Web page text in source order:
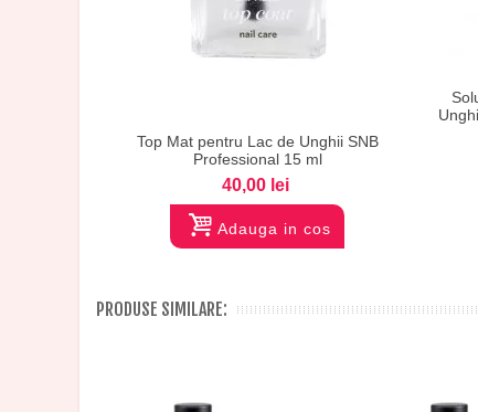
Top Mat pentru Lac de Unghii SNB
Professional 15 ml
40,00 lei
Adauga in cos
PRODUSE SIMILARE: